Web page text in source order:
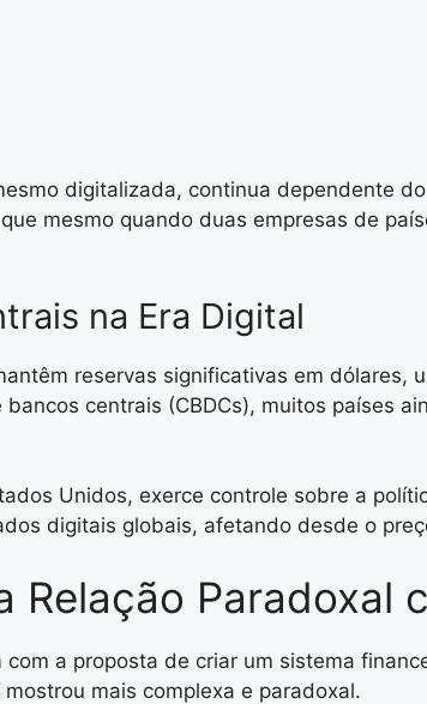
digitalizada, continua dependente
mesmo quando duas empresas de
na Era Digital
reservas significativas em dólares,
centrais (CBDCs), muitos países
Unidos, exerce controle sobre a
digitais globais, afetando desde o
Relação Paradoxal
a proposta de criar um sistema
mais complexa e paradoxal.